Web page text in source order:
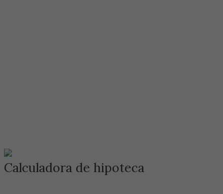
Calculadora de hipoteca